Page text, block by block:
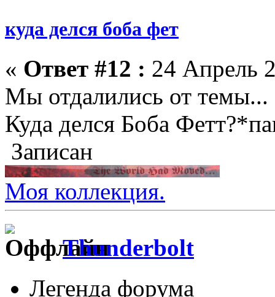
куда делся боба фет
« Ответ #12 : 24 Апрель
Мы отдалились от темы...
Куда делся Боба
Записан
Моя коллекция.
Thunderbolt
Легенда форума